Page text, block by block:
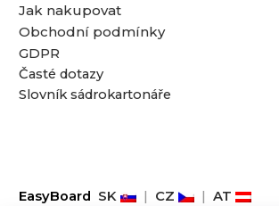
Jak nakupovat
Obchodní podmínky
GDPR
Časté dotazy
Slovník sádrokartonáře
EasyBoard SK | CZ | AT